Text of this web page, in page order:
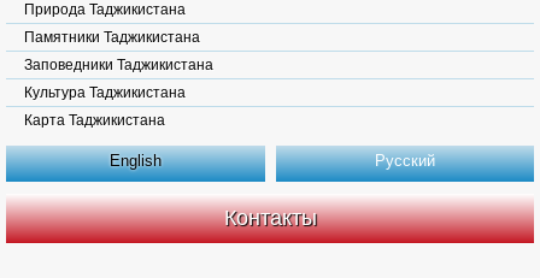
Природа Таджикистана
Памятники Таджикистана
Заповедники Таджикистана
Культура Таджикистана
Карта Таджикистана
English Русский
Контакты